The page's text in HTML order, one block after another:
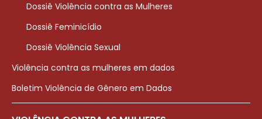
Dossiê Violência contra as Mulheres
Dossiê Feminicídio
Dossiê Violência Sexual
Violência contra as mulheres em dados
Boletim Violência de Gênero em Dados